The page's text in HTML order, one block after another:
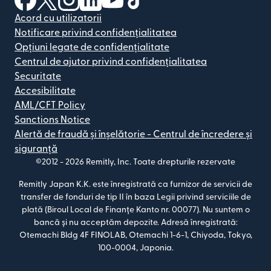
Acord cu utilizatorii
Notificare privind confidențialitatea
Opțiuni legate de confidențialitate
Centrul de ajutor privind confidențialitatea
Securitate
Accesibilitate
AML/CFT Policy
Sanctions Notice
Alertă de fraudă și înșelătorie - Centrul de încredere și
siguranță
©2012 - 2026 Remitly, Inc. Toate drepturile rezervate
Remitly Japan K.K. este înregistrată ca furnizor de servicii de
transfer de fonduri de tip II în baza Legii privind serviciile de
plată (Biroul Local de Finanțe Kanto nr. 00077). Nu suntem o
bancă și nu acceptăm depozite. Adresă înregistrată:
Otemachi Bldg 4F FINOLAB, Otemachi 1-6-1, Chiyoda, Tokyo,
100-0004, Japonia.